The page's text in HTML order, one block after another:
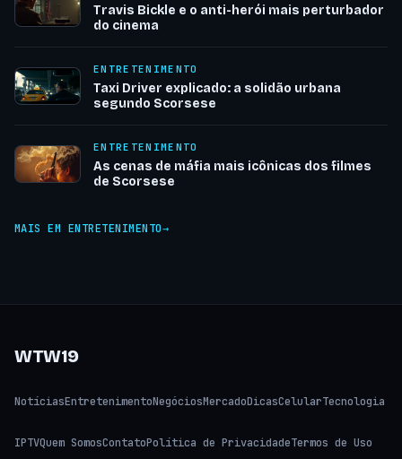
Travis Bickle e o anti-herói mais perturbador
do cinema
ENTRETENIMENTO
Taxi Driver explicado: a solidão urbana
segundo Scorsese
ENTRETENIMENTO
As cenas de máfia mais icônicas dos filmes
de Scorsese
MAIS EM ENTRETENIMENTO
WTW19
NotíciasEntretenimentoNegóciosMercadoDicasCelularTecnologia
IPTVQuem SomosContatoPolítica de PrivacidadeTermos de Uso